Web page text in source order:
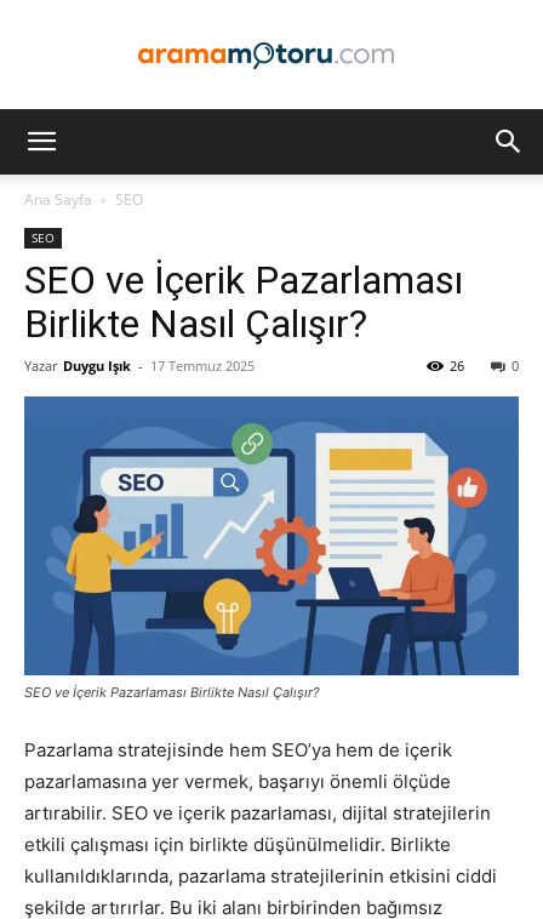
Pazarlaması
–
SEO,
Ana Sayfa SEO
SEO
SEO ve İçerik Pazarlaması
Birlikte Nasıl Çalışır?
Yazar Duygu Işık - 17 Temmuz 2025 0
26
SEO ve İçerik Pazarlaması Birlikte Nasıl Çalışır?
Pazarlama stratejisinde hem SEO’ya hem de içerik
pazarlamasına yer vermek, başarıyı önemli ölçüde
artırabilir. SEO ve içerik pazarlaması, dijital stratejilerin
etkili çalışması için birlikte düşünülmelidir. Birlikte
kullanıldıklarında, pazarlama stratejilerinin etkisini ciddi
şekilde artırırlar. Bu iki alanı birbirinden bağımsız